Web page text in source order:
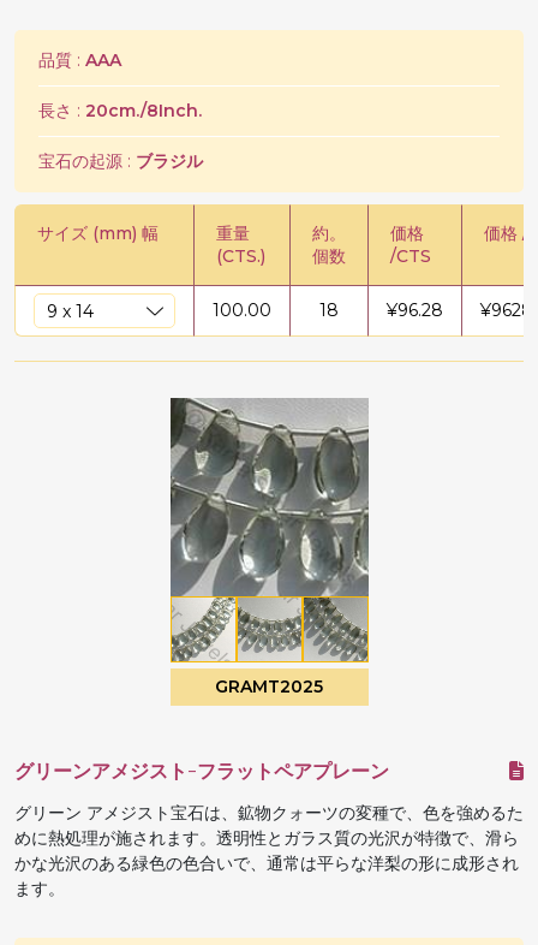
品質 : AAA
長さ : 20cm./8Inch.
宝石の起源 : ブラジル
サイズ (mm) 幅
重量
(CTS.)
約。
個数
価格
/CTS
価格 /
100.00 18 ¥96.28 ¥
GRAMT2025
グリーンアメジスト-フラットペアプレーン
グリーン アメジスト宝石は、鉱物クォーツの変種で、色を強めるた
めに熱処理が施されます。透明性とガラス質の光沢が特徴で、滑ら
かな光沢のある緑色の色合いで、通常は平らな洋梨の形に成形され
ます。